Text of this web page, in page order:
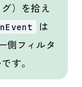
）を拾え
は
側フィルタ
す。